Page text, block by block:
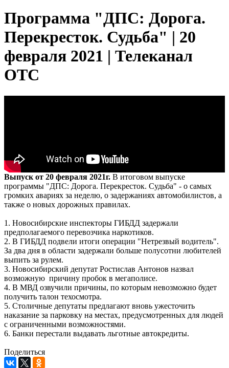
Программа "ДПС: Дорога.
Перекресток. Судьба" | 20
февраля 2021 | Телеканал
ОТС
Выпуск от 20 февраля 2021г. В итоговом выпуске
программы "ДПС: Дорога. Перекресток. Судьба" - о самых
громких авариях за неделю, о задержаниях автомобилистов, а
также о новых дорожных правилах.
1. Новосибирские инспекторы ГИБДД задержали
предполагаемого перевозчика наркотиков.
2. В ГИБДД подвели итоги операции "Нетрезвый водитель".
За два дня в области задержали больше полусотни любителей
выпить за рулем.
3. Новосибирский депутат Ростислав Антонов назвал
возможную причину пробок в мегаполисе.
4. В МВД озвучили причины, по которым невозможно будет
получить талон техосмотра.
5. Столичные депутаты предлагают вновь ужесточить
наказание за парковку на местах, предусмотренных для людей
с ограниченными возможностями.
6. Банки перестали выдавать льготные автокредиты.
Поделиться